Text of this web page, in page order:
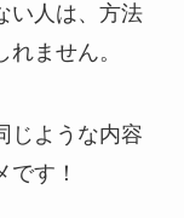
い人は、方法
ません。
じような内容
す！